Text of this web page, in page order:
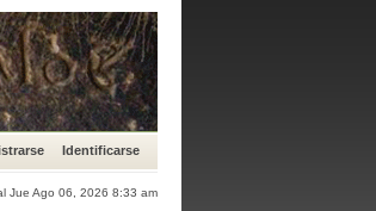
Identificarse
Jue Ago 06, 2026 8:33 am